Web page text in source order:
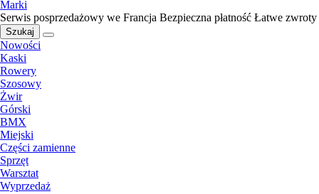
Marki
Serwis posprzedażowy we Francja Bezpieczna płatność Łatwe zwroty
Szukaj
Nowości
Kaski
Rowery
Szosowy
Żwir
Górski
BMX
Miejski
Części zamienne
Sprzęt
Warsztat
Wyprzedaż